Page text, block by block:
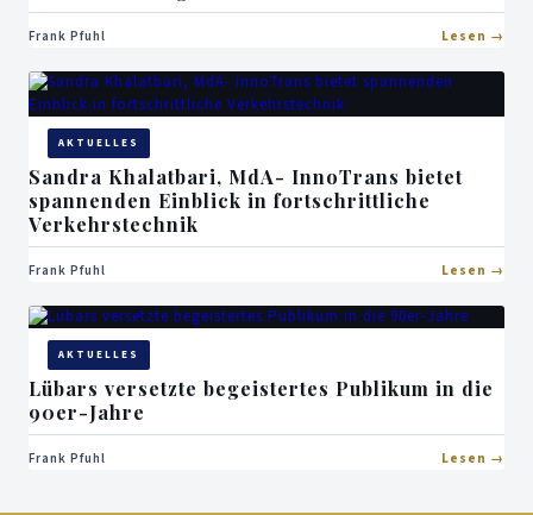
Frank Pfuhl Lesen
AKTUELLES
Sandra Khalatbari, MdA- InnoTrans bietet
spannenden Einblick in fortschrittliche
Verkehrstechnik
Frank Pfuhl Lesen
AKTUELLES
Lübars versetzte begeistertes Publikum in die
90er-Jahre
Frank Pfuhl Lesen